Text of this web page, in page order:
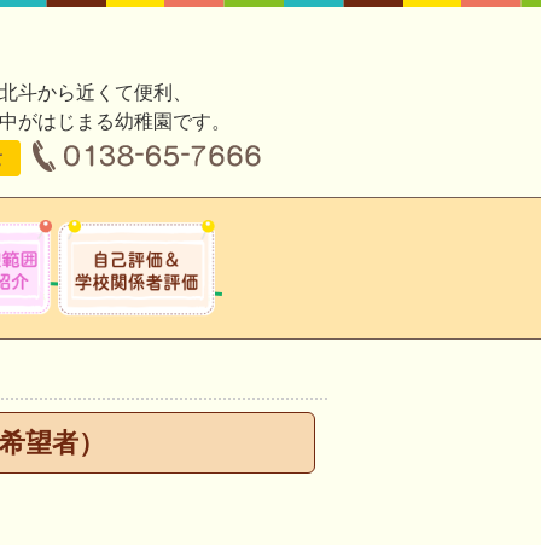
斗から近くて便利、
がはじまる幼稚園です。
望者）